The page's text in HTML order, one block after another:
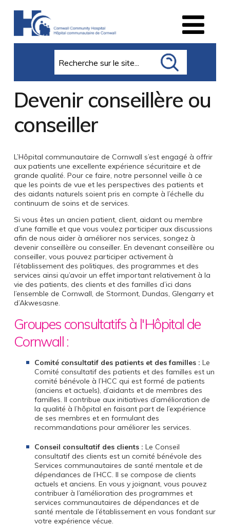
Devenir conseillère ou
conseiller
L’Hôpital communautaire de Cornwall s’est engagé à offrir
aux patients une excellente expérience sécuritaire et de
grande qualité. Pour ce faire, notre personnel veille à ce
que les points de vue et les perspectives des patients et
des aidants naturels soient pris en compte à l’échelle du
continuum de soins et de services.
Si vous êtes un ancien patient, client, aidant ou membre
d’une famille et que vous voulez participer aux discussions
afin de nous aider à améliorer nos services, songez à
devenir conseillère ou conseiller. En devenant conseillère ou
conseiller, vous pouvez participer activement à
l’établissement des politiques, des programmes et des
services ainsi qu’avoir un effet important relativement à la
vie des patients, des clients et des familles d’ici dans
l’ensemble de Cornwall, de Stormont, Dundas, Glengarry et
d’Akwesasne.
Groupes consultatifs à l'Hôpital de
Cornwall :
Comité consultatif des patients et des familles : Le
Comité consultatif des patients et des familles est un
comité bénévole à l’HCC qui est formé de patients
(anciens et actuels), d’aidants et de membres des
familles. Il contribue aux initiatives d’amélioration de
la qualité à l’hôpital en faisant part de l’expérience
de ses membres et en formulant des
recommandations pour améliorer les services.
Conseil consultatif des clients : Le Conseil
consultatif des clients est un comité bénévole des
Services communautaires de santé mentale et de
dépendances de l’HCC. Il se compose de clients
actuels et anciens. En vous y joignant, vous pouvez
contribuer à l’amélioration des programmes et
services communautaires de dépendances et de
santé mentale de l’établissement en vous fondant sur
votre expérience vécue.